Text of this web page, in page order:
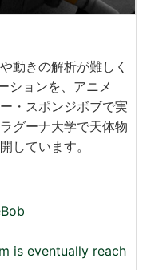
動きの解析が難しく
ションを、アニメ
・スポンジボブで実
グーナ大学で天体物
しています。
is eventually reach